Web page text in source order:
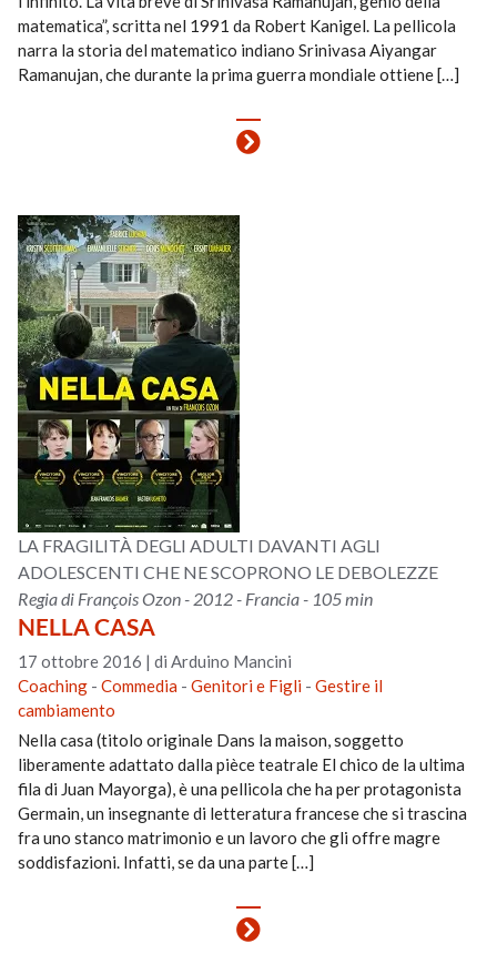
matematica”, scritta nel 1991 da Robert Kanigel. La pellicola
narra la storia del matematico indiano Srinivasa Aiyangar
Ramanujan, che durante la prima guerra mondiale ottiene […]
LA FRAGILITÀ DEGLI ADULTI DAVANTI AGLI
ADOLESCENTI CHE NE SCOPRONO LE DEBOLEZZE
Regia di François Ozon - 2012 - Francia - 105 min
NELLA CASA
17 ottobre 2016 |di Arduino Mancini
Coaching -Commedia -Genitori e Figli -Gestire il
cambiamento
Nella casa (titolo originale Dans la maison, soggetto
liberamente adattato dalla pièce teatrale El chico de la ultima
fila di Juan Mayorga), è una pellicola che ha per protagonista
Germain, un insegnante di letteratura francese che si trascina
fra uno stanco matrimonio e un lavoro che gli offre magre
soddisfazioni. Infatti, se da una parte […]